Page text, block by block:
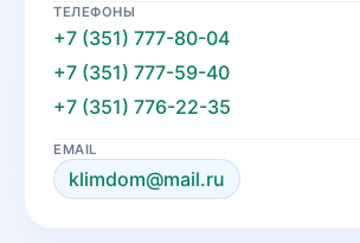
ТЕЛЕФОНЫ
+7 (351) 777-80-04
+7 (351) 777-59-40
+7 (351) 776-22-35
EMAIL
klimdom@mail.ru